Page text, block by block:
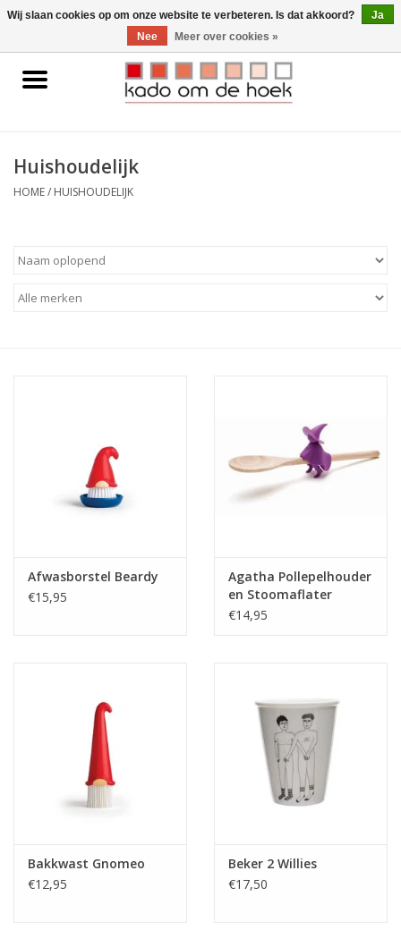
0 Artikelen - €0,00
Home
Gadgets
Huishoudelijk
HOME/ HUISHOUDELIJK
Afwasborstel Beardy
€15,95
Agatha Pollepelhouder
en Stoomaflater
€14,95
Bakkwast Gnomeo
€12,95
Beker 2 Willies
€17,50
Wij slaan cookies op om onze website te verbeteren. Is dat akkoord?
Ja
Nee
Meer over cookies »